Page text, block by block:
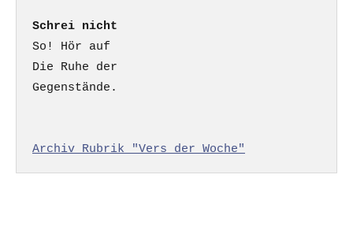
Schrei nicht
So! Hör auf
Die Ruhe der
Gegenstände.
Archiv Rubrik "Vers der Woche"